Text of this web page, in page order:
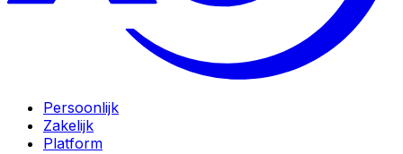
Persoonlijk
Zakelijk
Platform